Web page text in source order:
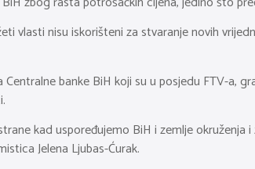
vlasti nisu iskorišteni za stvaranje novih
banke BiH koji su u posjedu FTV-a,
kad uspoređujemo BiH i zemlje
Jelena Ljubas-Ćurak.